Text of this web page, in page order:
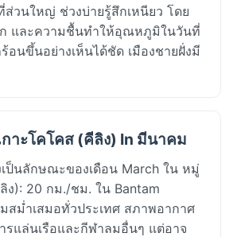
วนใหญ่ ช่วงบ่ายรู้สึกเหนียว โดย
ก และความชื้นทำให้อุณหภูมิในวันที่
อนขึ้นอย่างเห็นได้ชัด เมืองชายฝั่งมี
าะโคโคส (คีลิง) In มีนาคม
ป็นลักษณะของเดือน March ใน หมู่
ง): 20 กม./ชม. ใน Bantam
สม่ำเสมอทั่วประเทศ สภาพอากาศ
รแล่นเรือและกีฬาลมอื่นๆ แต่อาจ